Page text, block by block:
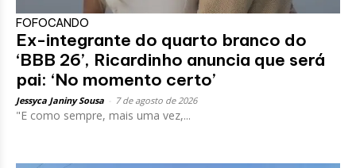
FOFOCANDO
Ex-integrante do quarto branco do
‘BBB 26’, Ricardinho anuncia que será
pai: ‘No momento certo’
Jessyca Janiny Sousa 7 de agosto de 2026
"E como sempre, mais uma vez,...